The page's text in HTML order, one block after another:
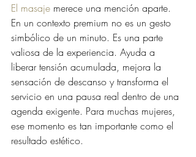
El masaje merece una mención aparte.
En un contexto premium no es un gesto
simbólico de un minuto. Es una parte
valiosa de la experiencia. Ayuda a
liberar tensión acumulada, mejora la
sensación de descanso y transforma el
servicio en una pausa real dentro de una
agenda exigente. Para muchas mujeres,
ese momento es tan importante como el
resultado estético.